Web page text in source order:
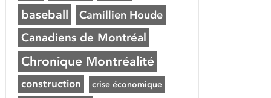
baseball Camillien Houde
Canadiens de Montréal
Chronique Montréalité
construction crise économique